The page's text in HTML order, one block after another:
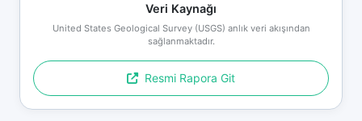
Veri Kaynağı
United States Geological Survey (USGS) anlık veri akışından
sağlanmaktadır.
Resmi Rapora Git